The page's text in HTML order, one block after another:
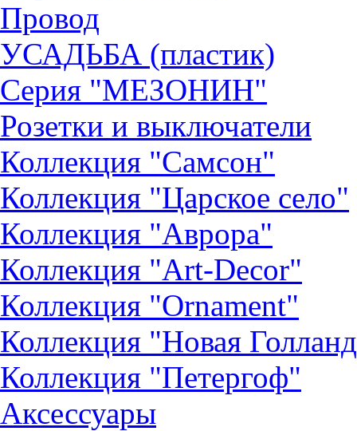
Провод
УСАДЬБА (пластик)
Серия "МЕЗОНИН"
Розетки и выключатели
Коллекция "Самсон"
Коллекция "Царское село"
Коллекция "Аврора"
Коллекция "Art-Decor"
Коллекция "Ornament"
Коллекция "Новая
Коллекция "Петергоф"
Аксессуары